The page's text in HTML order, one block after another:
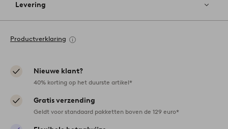
Levering
Productverklaring
Nieuwe klant?
40% korting op het duurste artikel*
Gratis verzending
Geldt voor standaard pakketten boven de 129 euro*